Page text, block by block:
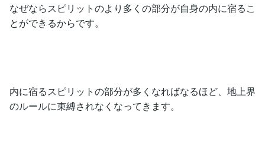
なぜならスピリットのより多くの部分が自身の内に宿るこ
とができるからです。
内に宿るスピリットの部分が多くなればなるほど、地上界
のルールに束縛されなくなってきます。